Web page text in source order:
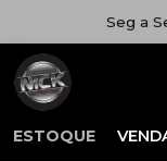
Seg a
ESTOQUE